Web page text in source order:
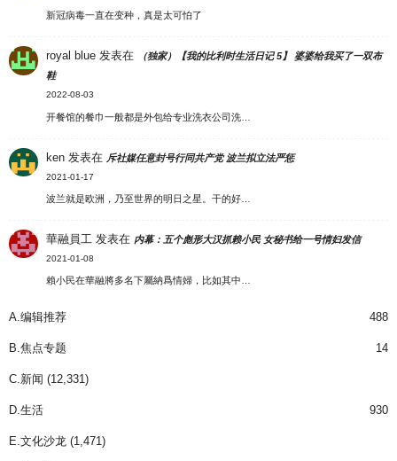
新冠病毒一直在变种，真是太可怕了
royal blue 发表在
（独家）【我的比利时生活日记 5】 婆婆给我买了一双布
鞋
2022-08-03
开餐馆的餐巾一般都是外包给专业洗衣公司洗…
ken 发表在 斥社媒任意封号行同共产党 波兰拟立法严惩
2021-01-17
波兰就是欧洲，乃至世界的明日之星。干的好…
華融員工 发表在 内幕：五个彪形大汉抓赖小民 女秘书给一号情妇发信
2021-01-08
賴小民在華融將多名下屬納爲情婦，比如其中…
A.编辑推荐 488
B.焦点专题 14
C.新闻 (12,331)
D.生活 930
E.文化沙龙 (1,471)